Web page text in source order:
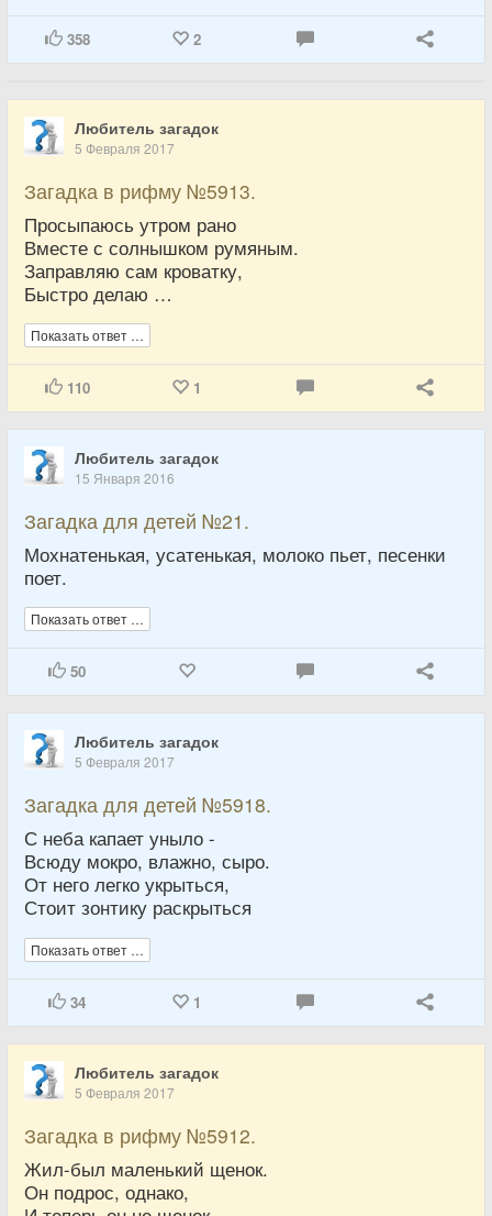
358 2
Любитель загадок
5 Февраля 2017
Загадка в рифму №5913.
Просыпаюсь утром рано
Вместе с солнышком румяным.
Заправляю сам кроватку,
Быстро делаю …
Показать ответ …
110 1
Любитель загадок
15 Января 2016
Загадка для детей №21.
Мохнатенькая, усатенькая, молоко пьет, песенки
поет.
Показать ответ …
50
Любитель загадок
5 Февраля 2017
Загадка для детей №5918.
С неба капает уныло -
Всюду мокро, влажно, сыро.
От него легко укрыться,
Стоит зонтику раскрыться
Показать ответ …
34 1
Любитель загадок
5 Февраля 2017
Загадка в рифму №5912.
Жил-был маленький щенок.
Он подрос, однако,